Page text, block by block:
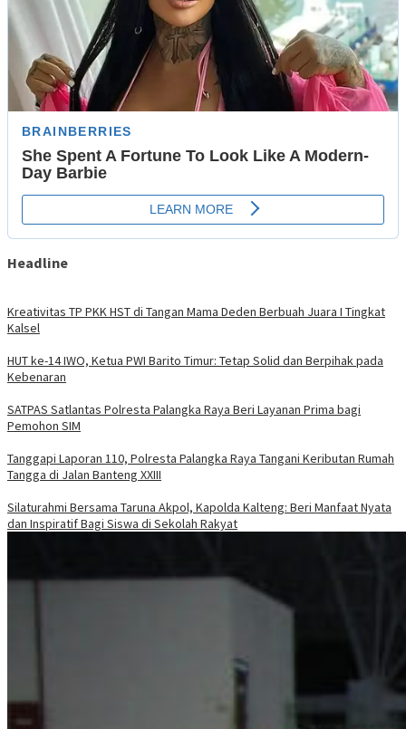
Headline
Kreativitas TP PKK HST di Tangan Mama Deden Berbuah Juara I Tingkat
Kalsel
HUT ke-14 IWO, Ketua PWI Barito Timur: Tetap Solid dan Berpihak pada
Kebenaran
SATPAS Satlantas Polresta Palangka Raya Beri Layanan Prima bagi
Pemohon SIM
Tanggapi Laporan 110, Polresta Palangka Raya Tangani Keributan Rumah
Tangga di Jalan Banteng XXIII
Silaturahmi Bersama Taruna Akpol, Kapolda Kalteng: Beri Manfaat Nyata
dan Inspiratif Bagi Siswa di Sekolah Rakyat